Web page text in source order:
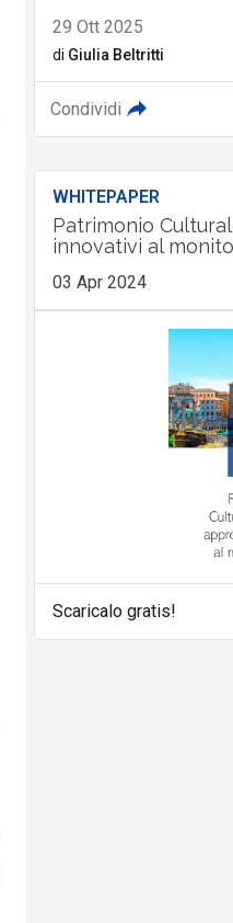
29 Ott 2025
di Giulia Beltritti
Condividi
WHITEPAPER
Patrimonio
innovativi al
03 Apr 2024
Scaricalo gratis!